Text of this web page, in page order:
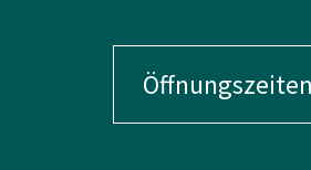
Öffnungszeiten